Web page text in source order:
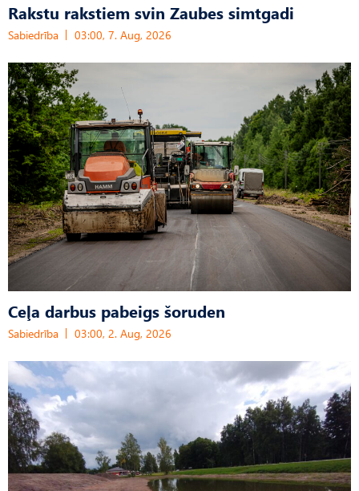
Rakstu rakstiem svin Zaubes simtgadi
Sabiedrība 03:00, 7. Aug, 2026
Ceļa darbus pabeigs šoruden
Sabiedrība 03:00, 2. Aug, 2026